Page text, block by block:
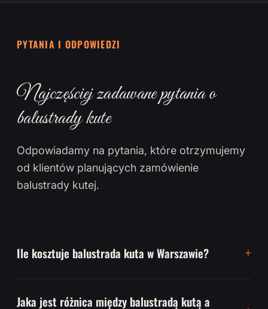
PYTANIA I ODPOWIEDZI
Najczęściej zadawane pytania o
balustrady kute
Odpowiadamy na pytania, które otrzymujemy
od klientów planujących zamówienie
balustrady kutej.
Ile kosztuje balustrada kuta w Warszawie?
Jaka jest różnica między balustradą kutą a